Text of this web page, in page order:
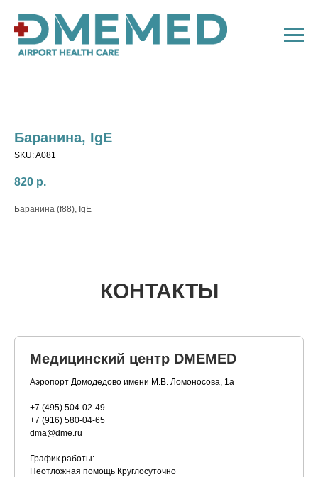
Баранина, IgE
SKU:A081
820 р.
Баранина (f88), IgE
КОНТАКТЫ
Медицинский центр DMEMED
Аэропорт Домодедово имени М.В. Ломоносова, 1а
+7 (495) 504-02-49
+7 (916) 580-04-65
dma@dme.ru
График работы:
Неотложная помощь Круглосуточно